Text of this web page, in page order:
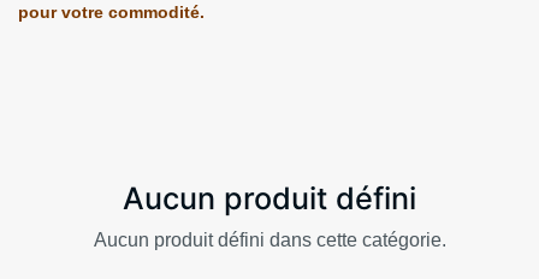
pour votre commodité.
Aucun produit défini
Aucun produit défini dans cette catégorie.